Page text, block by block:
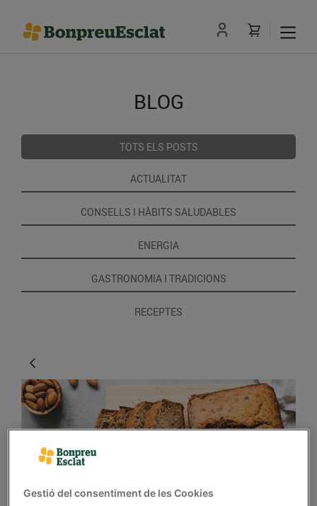
BLOG
TOTS ELS POSTS
ACTUALITAT
CONSELLS I HÀBITS SALUDABLES
ENERGIA
GASTRONOMIA I TRADICIONS
RECEPTES
Gestió del consentiment de les Cookies